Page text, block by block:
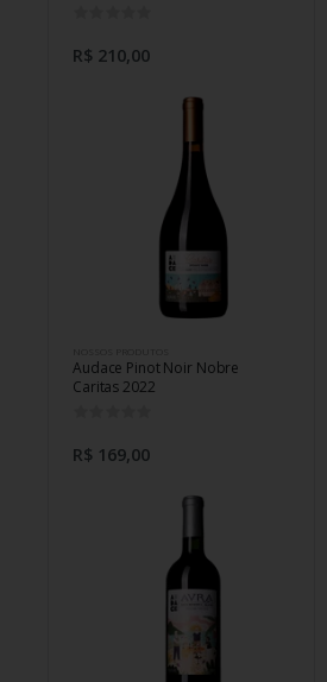
R$ 210,00
Audace Pinot Noir Nobre
Caritas 2022
R$ 169,00